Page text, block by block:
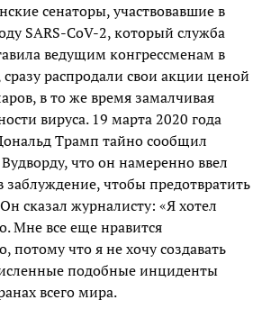
сенаторы, участвовавшие в
SARS-CoV-2, который служба
ведущим конгрессменам в
сразу распродали свои акции ценой
в то же время замалчивая
вируса. 19 марта 2020 года
Трамп тайно сообщил
что он намеренно ввел
заблуждение, чтобы предотвратить
сказал журналисту: «Я хотел
Мне все еще нравится
потому что я не хочу создавать
подобные инциденты
всего мира.